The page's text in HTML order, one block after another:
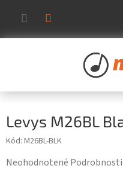
obsah
Levys M26BL
Kód: M26BL-BLK
Priemerné
Neohodnotené